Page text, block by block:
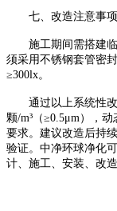
七、改造注意事项
施工期间需搭建
须采用不锈钢套管密
≥300lx。
通过以上系统性
颗/m³（≥0.5μm ），动
要求。建议改造后持
验证。 中净环球净化
计、施工、安装、改